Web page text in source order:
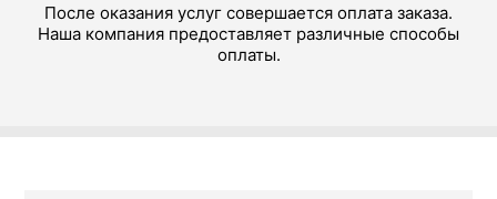
После оказания услуг совершается оплата заказа.
Наша компания предоставляет различные способы
оплаты.